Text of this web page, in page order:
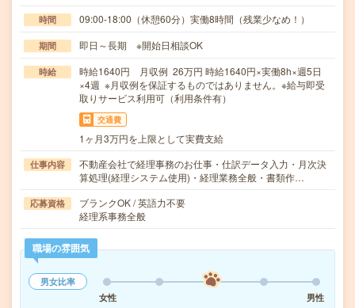
時間 09:00-18:00（休憩60分）実働8時間（残業少なめ！）
期間 即日～長期 ※開始日相談OK
時給
時給1640円 月収例 26万円 時給1640円×実働8h×週5日
×4週 ※月収例を保証するものではありません。※給与即受
取りサービス利用可（利用条件有）
交通費
1ヶ月3万円を上限として実費支給
仕事内容
不動産会社で経理事務のお仕事・仕訳データ入力・月次決
算処理(経理システム使用)・経理業務全般・書類作…
応募資格
ブランクOK / 英語力不要
経理系事務全般
職場の雰囲気
男女比率
女性
男性